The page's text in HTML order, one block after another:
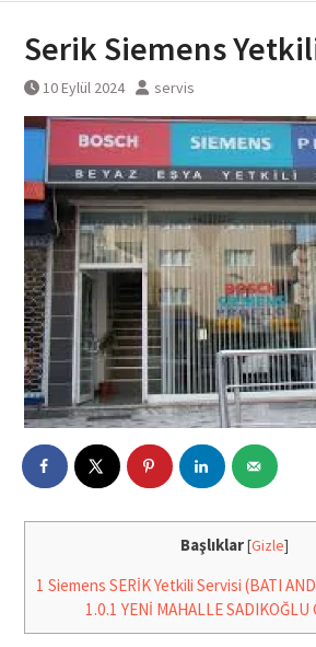
Serik Siemens
10 Eylül 2024 servis
Başlıklar[Gizle]
1 Siemens SERİK Yetkili Servisi (BATI
1.0.1 YENİ MAHALLE SADIKOĞLU